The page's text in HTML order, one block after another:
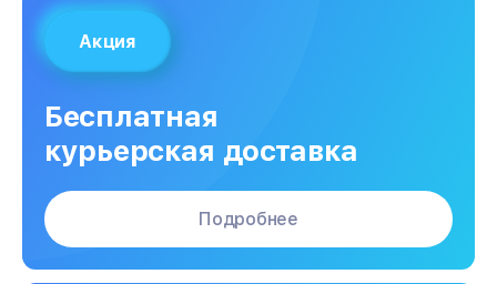
Акция
Бесплатная
курьерская доставка
Подробнее